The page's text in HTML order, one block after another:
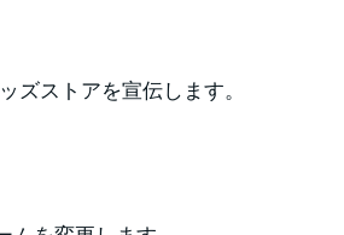
ズストアを宣伝します。